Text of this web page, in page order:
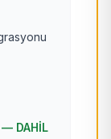
DAHİL